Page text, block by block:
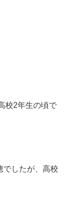
校2年生の頃で
でしたが、高校